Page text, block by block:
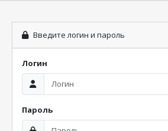
Введите логин и пароль
Логин
Пароль